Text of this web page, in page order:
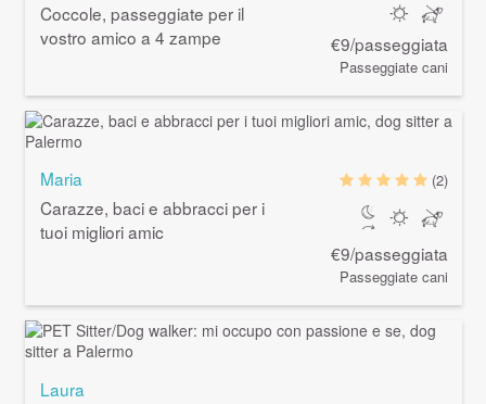
Coccole, passeggiate per il
vostro amico a 4 zampe
€9/passeggiata
Passeggiate cani
Maria
Carazze, baci e abbracci per i
tuoi migliori amic
(2)
€9/passeggiata
Passeggiate cani
Laura